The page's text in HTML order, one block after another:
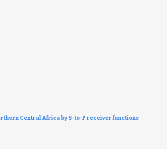
Central Africa by S-to-P receiver functions